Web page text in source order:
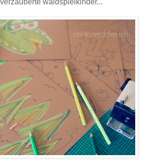
waldspielkinder...